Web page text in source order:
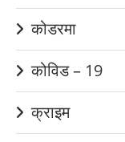
कोडरमा
कोविड – 19
क्राइम